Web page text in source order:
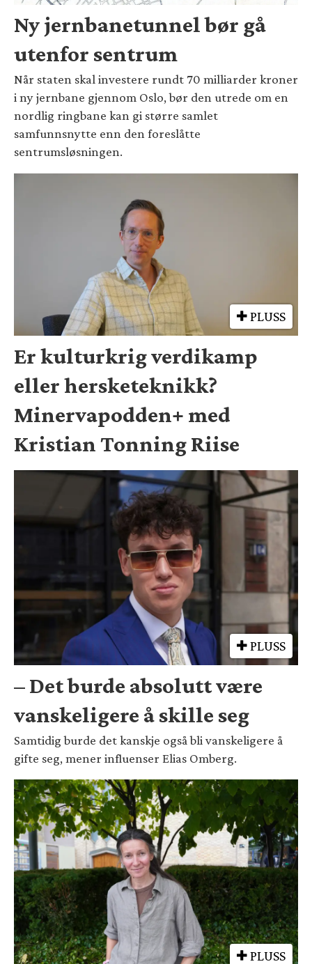
Ny jernbanetunnel bør gå
utenfor sentrum
Når staten skal investere rundt 70 milliarder kroner
i ny jernbane gjennom Oslo, bør den utrede om en
nordlig ringbane kan gi større samlet
samfunnsnytte enn den foreslåtte
sentrumsløsningen.
PLUSS
Er kulturkrig verdikamp
eller hersketeknikk?
Minervapodden+ med
Kristian Tonning Riise
PLUSS
– Det burde absolutt være
vanskeligere å skille seg
Samtidig burde det kanskje også bli vanskeligere å
gifte seg, mener influenser Elias Omberg.
PLUSS